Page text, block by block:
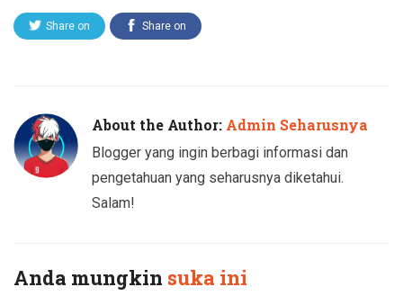
Share on Share on
About the Author: Admin Seharusnya
Blogger yang ingin berbagi informasi dan
pengetahuan yang seharusnya diketahui.
Salam!
Anda mungkin suka ini